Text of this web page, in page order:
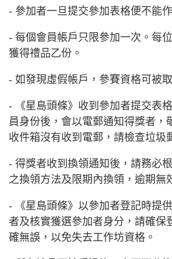
- 參加者一旦提交參加表格便不能
- 每個會員帳戶只限參加一次。每
獲得禮品乙份。
- 如發現虛假帳戶，參賽資格可被取
- 《星島頭條》收到參加者提交表
員身份後，會以電郵通知得獎者，
收件箱沒有收到電郵，請檢查垃圾
- 得獎者收到換領通知後，請務必
之換領方法及限期內換領，逾期無
- 《星島頭條》以參加者登記時提
者及核實獲選參加者身分，請確保
確無誤，以免失去工作坊資格。